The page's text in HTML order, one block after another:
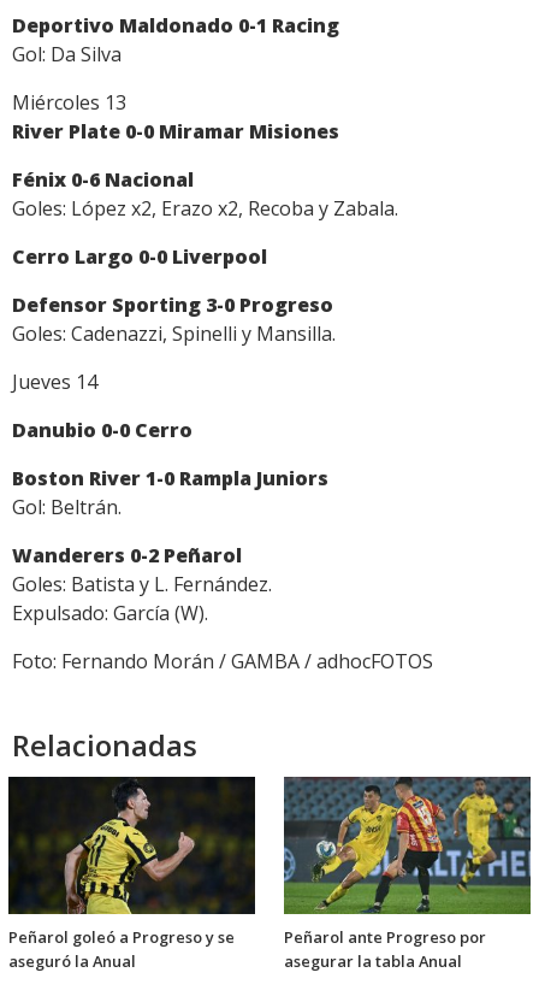
Deportivo Maldonado 0-1 Racing
Gol: Da Silva
Miércoles 13
River Plate 0-0 Miramar Misiones
Fénix 0-6 Nacional
Goles: López x2, Erazo x2, Recoba y Zabala.
Cerro Largo 0-0 Liverpool
Defensor Sporting 3-0 Progreso
Goles: Cadenazzi, Spinelli y Mansilla.
Jueves 14
Danubio 0-0 Cerro
Boston River 1-0 Rampla Juniors
Gol: Beltrán.
Wanderers 0-2 Peñarol
Goles: Batista y L. Fernández.
Expulsado: García (W).
Foto: Fernando Morán / GAMBA / adhocFOTOS
Relacionadas
Peñarol goleó a Progreso y se
aseguró la Anual
Peñarol ante Progreso por
asegurar la tabla Anual